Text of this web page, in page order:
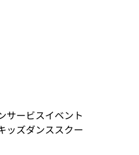
サービスイベント
ッズダンススクー